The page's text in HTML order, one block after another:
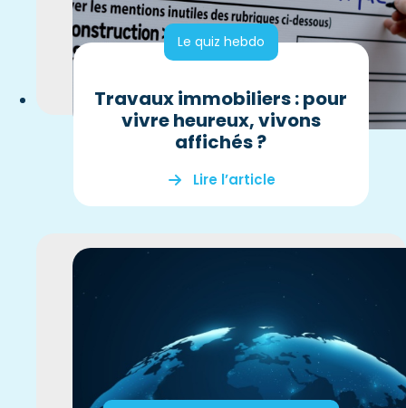
Le quiz hebdo
Travaux immobiliers : pour
vivre heureux, vivons
affichés ?
Lire l’article